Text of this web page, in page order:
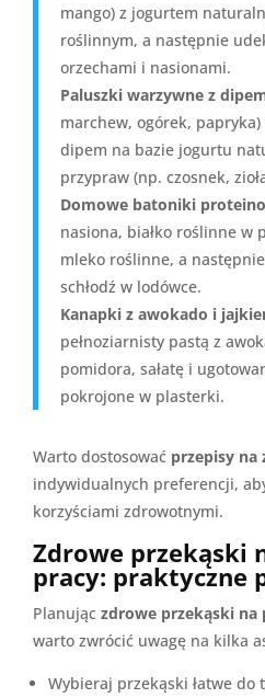
mango) z jogurtem
roślinnym, a następnie
orzechami i nasionami.
Paluszki warzywne z
marchew, ogórek,
dipem na bazie jogurtu
przypraw (np. czosnek,
Domowe batoniki
nasiona, białko roślinne w
mleko roślinne, a
schłodź w lodówce.
Kanapki z awokado i
pełnoziarnisty pastą z
pomidora, sałatę i
pokrojone w plasterki.
Warto dostosować przepisy na
indywidualnych preferencji,
korzyściami zdrowotnymi.
Zdrowe przekąski
pracy: praktyczne
Planując zdrowe przekąski na
warto zwrócić uwagę na kilka
Wybieraj przekąski łatwe do